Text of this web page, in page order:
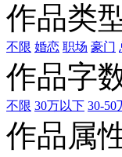
作品类
不限 婚恋 职场 豪门
作品字
不限 30万以下 30-50
作品属